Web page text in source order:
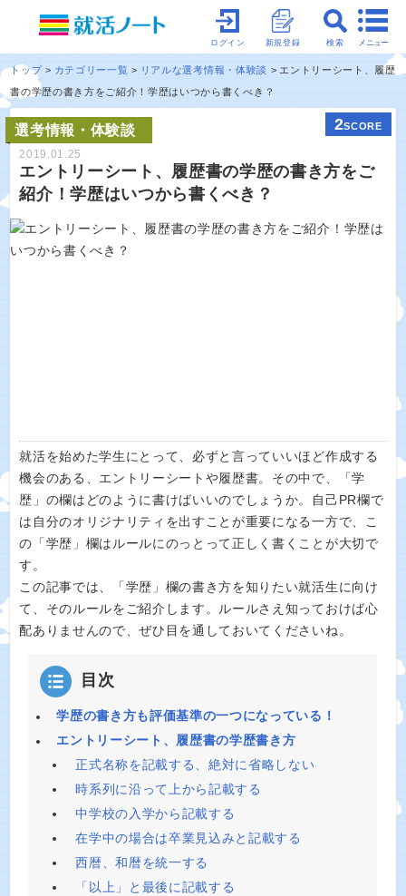
メニュー
検索
新規登録
ログイン
トップ カテゴリー一覧 リアルな選考情報・体験談
エントリーシート、履歴
書の学歴の書き方をご紹介！学歴はいつから書くべき？
選考情報・体験談 2SCORE
2019.01.25
エントリーシート、履歴書の学歴の書き方をご
紹介！学歴はいつから書くべき？
就活を始めた学生にとって、必ずと言っていいほど作成する
機会のある、エントリーシートや履歴書。その中で、「学
歴」の欄はどのように書けばいいのでしょうか。自己PR欄で
は自分のオリジナリティを出すことが重要になる一方で、こ
の「学歴」欄はルールにのっとって正しく書くことが大切で
す。
この記事では、「学歴」欄の書き方を知りたい就活生に向け
て、そのルールをご紹介します。ルールさえ知っておけば心
配ありませんので、ぜひ目を通しておいてくださいね。
目次
学歴の書き方も評価基準の一つになっている！
エントリーシート、履歴書の学歴書き方
正式名称を記載する、絶対に省略しない
時系列に沿って上から記載する
中学校の入学から記載する
在学中の場合は卒業見込みと記載する
西暦、和暦を統一する
「以上」と最後に記載する